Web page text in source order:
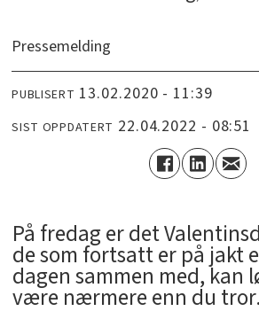
Pressemelding
PUBLISERT 13.02.2020 - 11:39
SIST OPPDATERT 22.04.2022 - 08:51
På fredag er det
de som fortsatt er på jakt
dagen sammen med, kan
være nærmere enn du tror.